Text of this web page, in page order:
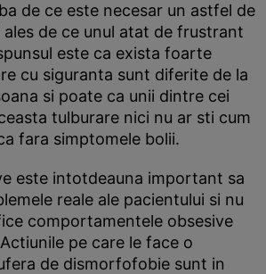
de ce este necesar un astfel de
ales de ce unul atat de frustrant
este ca exista foarte
cu siguranta sunt diferite de la
si poate ca unii dintre cei
tulburare nici nu ar sti cum
fara simptomele bolii.
este intotdeauna important sa
reale ale pacientului si nu
comportamentele obsesive
pe care le face o
de dismorfofobie sunt in